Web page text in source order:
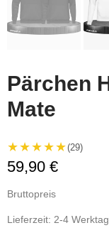
Pärchen
Mate
★★★★★(29)
59,90 €
Bruttopreis
Lieferzeit: 2-4